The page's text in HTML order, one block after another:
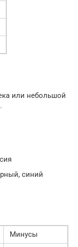
или небольшой
синий
Минусы